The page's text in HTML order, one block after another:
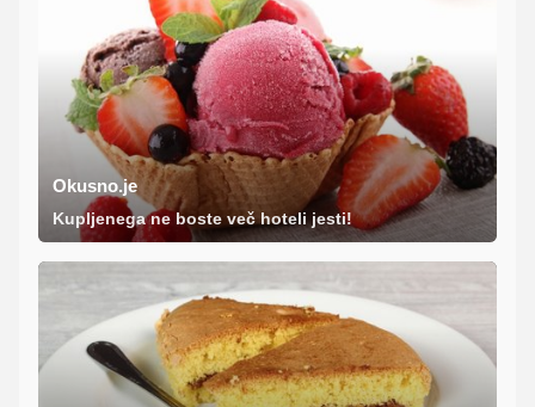
Okusno.je
Kupljenega ne boste več hoteli jesti!